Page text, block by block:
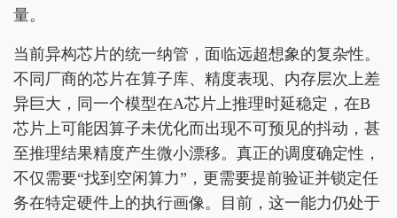
量。
当前异构芯片的统一纳管，面临远超想象的复杂性。
不同厂商的芯片在算子库、精度表现、内存层次上差
异巨大，同一个模型在A芯片上推理时延稳定，在B
芯片上可能因算子未优化而出现不可预见的抖动，甚
至推理结果精度产生微小漂移。真正的调度确定性，
不仅需要“找到空闲算力”，更需要提前验证并锁定任
务在特定硬件上的执行画像。目前，这一能力仍处于